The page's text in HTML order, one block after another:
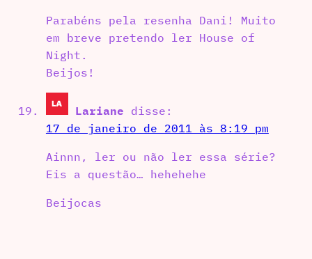
Parabéns pela resenha Dani! Muito
em breve pretendo ler House of
Night.
Beijos!
Lariane disse:
17 de janeiro de 2011 às 8:19 pm
Ainnn, ler ou não ler essa série?
Eis a questão… hehehehe
Beijocas